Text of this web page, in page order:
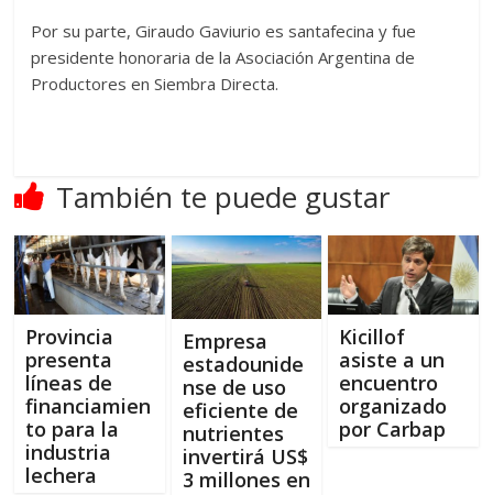
Por su parte, Giraudo Gaviurio es santafecina y fue
presidente honoraria de la Asociación Argentina de
Productores en Siembra Directa.
También te puede gustar
Provincia
presenta
líneas de
financiamien
to para la
industria
lechera
Empresa
estadounide
nse de uso
eficiente de
nutrientes
invertirá US$
3 millones en
Kicillof
asiste a un
encuentro
organizado
por Carbap